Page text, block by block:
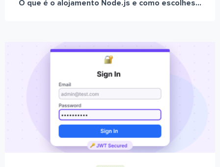
O que é o alojamento Node.js e como escolhes...